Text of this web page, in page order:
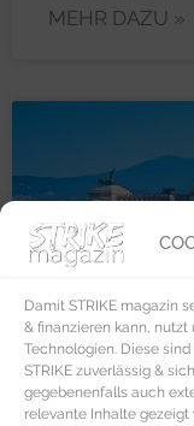
Damit STRIKE magazin
& finanzieren kann,
Technologien. Diese
STRIKE zuverlässig &
gegebenenfalls auch
relevante Inhalte
MEHR DAZU »